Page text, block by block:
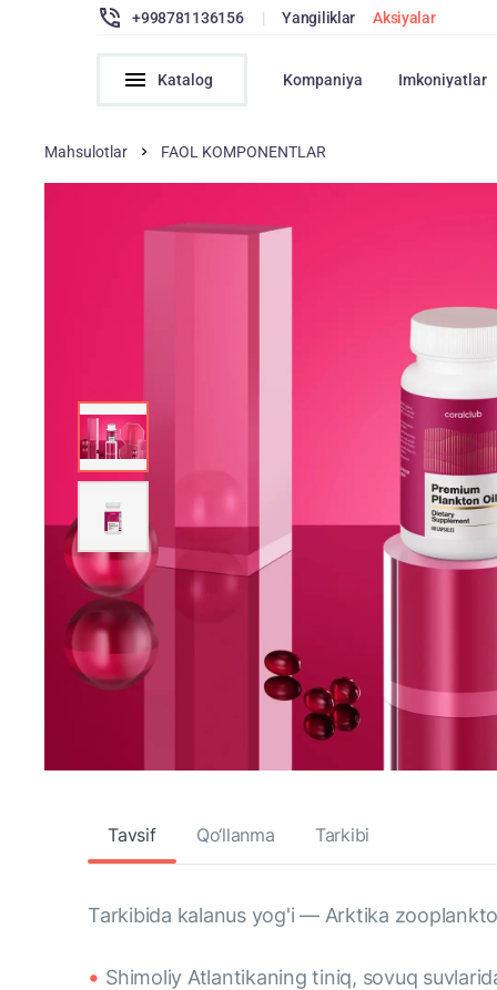
+998781136156 | Yangiliklar Aksiyalar
Katalog Kompaniya Imkoniyatlar
Mahsulotlar FAOL KOMPONENTLAR
Tavsif Qo‘llanma Tarkibi
Tarkibida kalanus yog'i — Arktika
Shimoliy Atlantikaning tiniq, sovuq